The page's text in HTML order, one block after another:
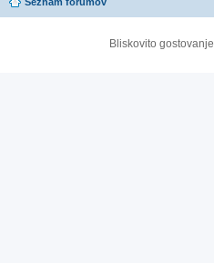
Bliskovito gostovanje